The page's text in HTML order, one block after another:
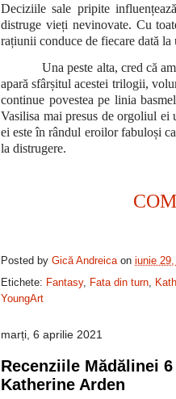
Deciziile sale pripite
distruge vieți nevinovate. Cu
rațiunii conduce de fiecare dată
Una peste alta, cred că am
apară sfârșitul acestei trilogii,
continue povestea pe linia
Vasilisa mai presus de orgoliul ei
ei este în rândul eroilor fabuloși
la distrugere.
Posted by Gică Andreica on iunie
Etichete: Fantasy, Fata din turn,
YoungArt
marți, 6 aprilie 2021
Recenziile Mădălinei
Katherine Arden